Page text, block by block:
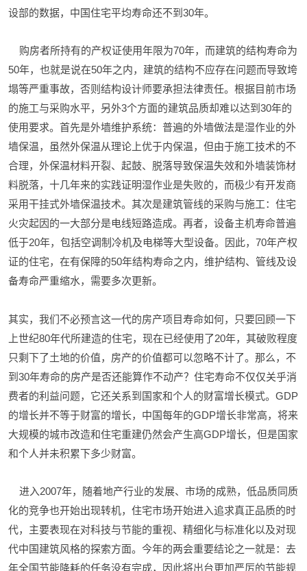
设部的数据，中国住宅平均寿命还不到30年。
购房者所持有的产权证使用年限为70年，而建筑的结构寿命为
50年，也就是说在50年之内，建筑的结构不应存在问题而导致垮
塌等严重事故，否则结构设计师要承担法律责任。根据目前市场
的施工与采购水平，另外3个方面的建筑品质却难以达到30年的
使用要求。首先是外墙维护系统：普遍的外墙做法是湿作业的外
墙保温，虽然外保温从理论上优于内保温，但由于施工技术的不
合理，外保温材料开裂、起鼓、脱落导致保温失效和外墙装饰材
料脱落，十几年来的实践证明湿作业是失败的，而极少有开发商
采用干挂式外墙保温技术。其次是建筑管线的采购与施工：住宅
火灾起因的一大部分是电线短路造成。再者，设备主机寿命普遍
低于20年，包括空调制冷机及电梯等大型设备。因此，70年产权
证的住宅，在有保障的50年结构寿命之内，维护结构、管线及设
备寿命严重缩水，需要多次更新。
其实，我们不必预言这一代的房产项目寿命如何，只要回顾一下
上世纪80年代所建造的住宅，现在已经使用了20年，其破败程度
只剩下了土地的价值，房产的价值都可以忽略不计了。那么，不
到30年寿命的房产是否还能算作不动产？住宅寿命不仅仅关乎消
费者的利益问题，它还关系到国家和个人的财富增长模式。GDP
的增长并不等于财富的增长，中国每年的GDP增长非常高，将来
大规模的城市改造和住宅重建仍然会产生高GDP增长，但是国家
和个人并未积累下多少财富。
进入2007年，随着地产行业的发展、市场的成熟，低品质同质
化的竞争也开始出现转机，住宅市场开始进入追求真正品质的时
代，主要表现在对科技与节能的重视、精细化与标准化以及对现
代中国建筑风格的探索方面。今年的两会重要结论之一就是：去
年全国节能降耗的任务没有完成，因此将出台更加严厉的节能规